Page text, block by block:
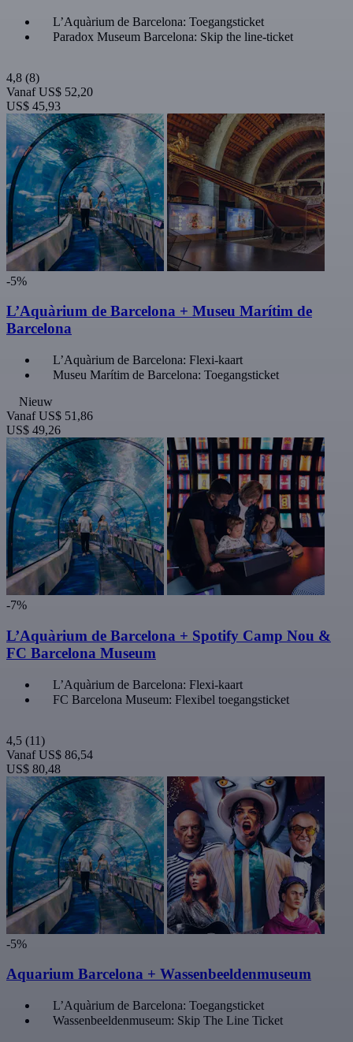
L’Aquàrium de Barcelona: Toegangsticket
Paradox Museum Barcelona: Skip the line-ticket
4,8 (8)
Vanaf US$ 52,20
US$ 45,93
-5%
L’Aquàrium de Barcelona + Museu Marítim de
Barcelona
L’Aquàrium de Barcelona: Flexi-kaart
Museu Marítim de Barcelona: Toegangsticket
Nieuw
Vanaf US$ 51,86
US$ 49,26
-7%
L’Aquàrium de Barcelona + Spotify Camp Nou &
FC Barcelona Museum
L’Aquàrium de Barcelona: Flexi-kaart
FC Barcelona Museum: Flexibel toegangsticket
4,5 (11)
Vanaf US$ 86,54
US$ 80,48
-5%
Aquarium Barcelona + Wassenbeeldenmuseum
L’Aquàrium de Barcelona: Toegangsticket
Wassenbeeldenmuseum: Skip The Line Ticket